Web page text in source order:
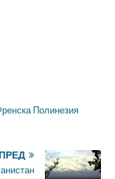
Полинезия